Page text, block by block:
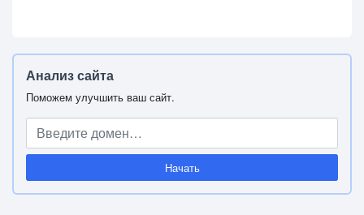
Анализ сайта
Поможем улучшить ваш сайт.
Начать